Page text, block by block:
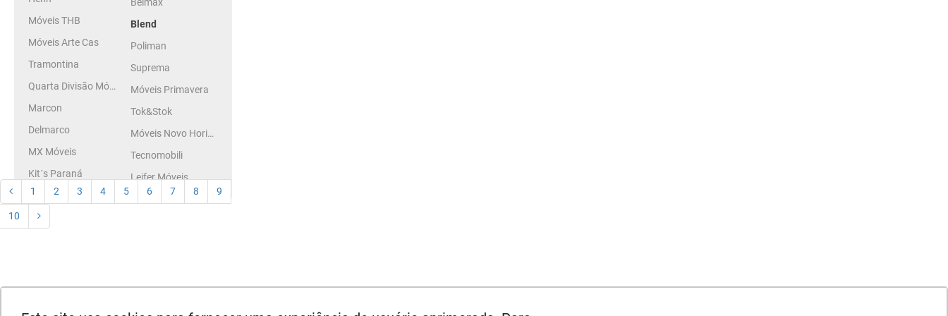
Móveis THB
Móveis Arte Cas
Tramontina
Quarta Divisão Móveis
Marcon
Delmarco
MX Móveis
Kit´s Paraná
Briz
Blend
Poliman
Suprema
Móveis Primavera
Tok&Stok
Móveis Novo Horizonte
Tecnomobili
Leifer Móveis
1
2 3 4 5 6 7 8 9
10